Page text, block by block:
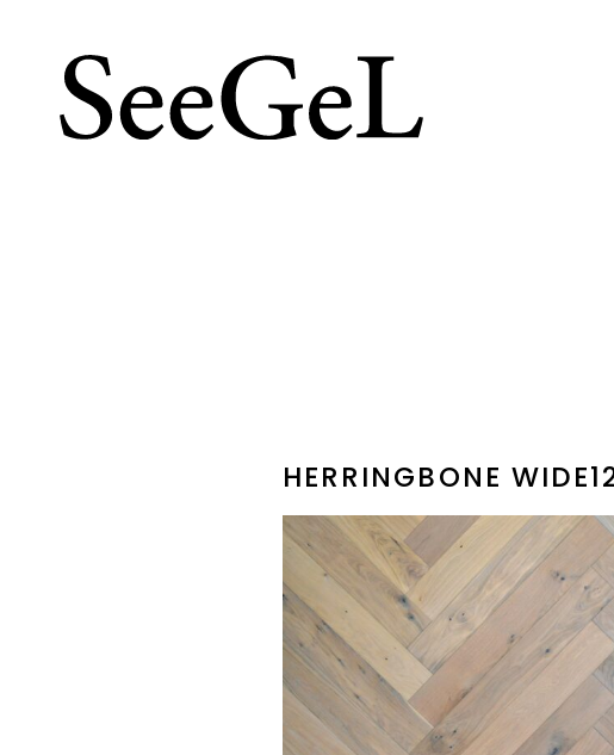
HERRINGBONE